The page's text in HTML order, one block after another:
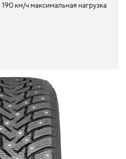
км/ч максимальная нагрузка